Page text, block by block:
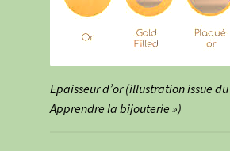
Epaisseur d’or (illustration issue du
Apprendre la bijouterie »)